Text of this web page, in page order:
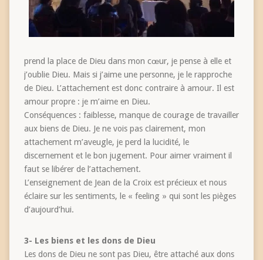
prend la place de Dieu dans mon cœur, je pense à elle et
j’oublie Dieu. Mais si j’aime une personne, je le rapproche
de Dieu. L’attachement est donc contraire à amour. Il est
amour propre : je m’aime en Dieu.
Conséquences : faiblesse, manque de courage de travailler
aux biens de Dieu. Je ne vois pas clairement, mon
attachement m’aveugle, je perd la lucidité, le
discernement et le bon jugement. Pour aimer vraiment il
faut se libérer de l’attachement.
L’enseignement de Jean de la Croix est précieux et nous
éclaire sur les sentiments, le « feeling » qui sont les pièges
d’aujourd’hui.
3- Les biens et les dons de Dieu
Les dons de Dieu ne sont pas Dieu, être attaché aux dons